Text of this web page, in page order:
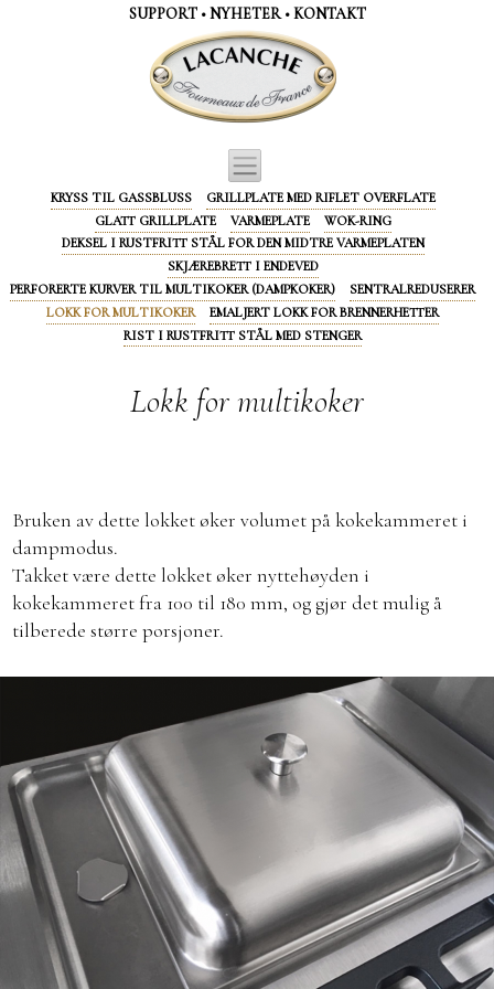
SUPPORT•NYHETER•KONTAKT
KRYSS TIL GASSBLUSS
GRILLPLATE MED RIFLET OVERFLATE
GLATT GRILLPLATE
VARMEPLATE
WOK-RING
DEKSEL I RUSTFRITT STÅL FOR DEN MIDTRE VARMEPLATEN
SKJÆREBRETT I ENDEVED
PERFORERTE KURVER TIL MULTIKOKER (DAMPKOKER)
SENTRALREDUSERER
LOKK FOR MULTIKOKER
EMALJERT LOKK FOR BRENNERHETTER
RIST I RUSTFRITT STÅL MED STENGER
Lokk for multikoker
Bruken av dette lokket øker volumet på kokekammeret i
dampmodus.
Takket være dette lokket øker nyttehøyden i
kokekammeret fra 100 til 180 mm, og gjør det mulig å
tilberede større porsjoner.
Panel for informasjonskapsler